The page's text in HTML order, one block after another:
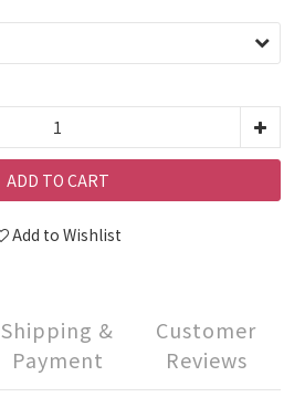
ADD TO CART
Add to Wishlist
Shipping &
Payment
Customer
Reviews